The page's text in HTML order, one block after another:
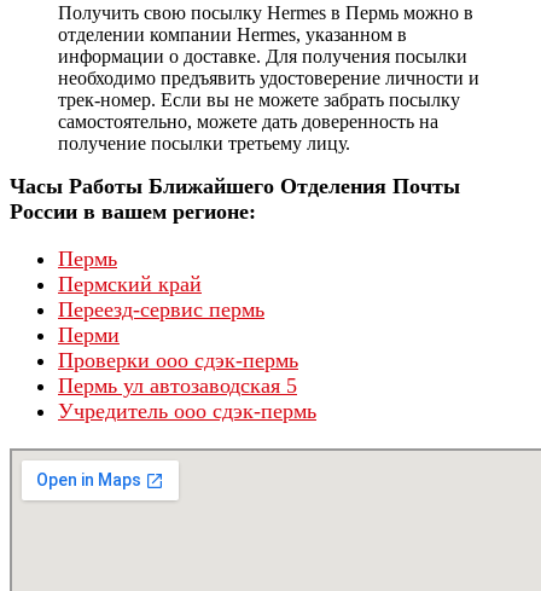
Получить свою посылку Hermes в Пермь можно в
отделении компании Hermes, указанном в
информации о доставке. Для получения посылки
необходимо предъявить удостоверение личности и
трек-номер. Если вы не можете забрать посылку
самостоятельно, можете дать доверенность на
получение посылки третьему лицу.
Часы Работы Ближайшего Отделения Почты
России в вашем регионе:
Пермь
Пермский край
Переезд-сервис пермь
Перми
Проверки ооо сдэк-пермь
Пермь ул автозаводская 5
Учредитель ооо сдэк-пермь